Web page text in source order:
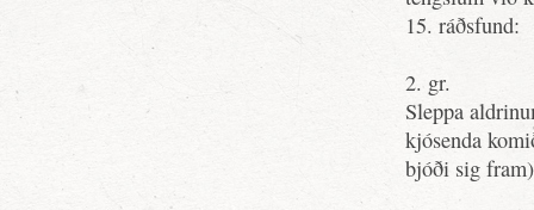
15. ráðsfund:
2. gr.
Sleppa
kjósenda
bjóði sig